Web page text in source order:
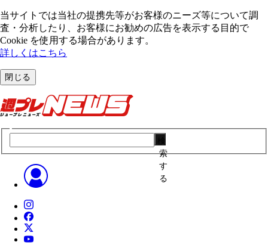
当サイトでは当社の提携先等がお客様のニーズ等について調
査・分析したり、お客様にお勧めの広告を表⽰する⽬的で
Cookie を使⽤する場合があります。
詳しくはこちら
閉じる
索
す
る